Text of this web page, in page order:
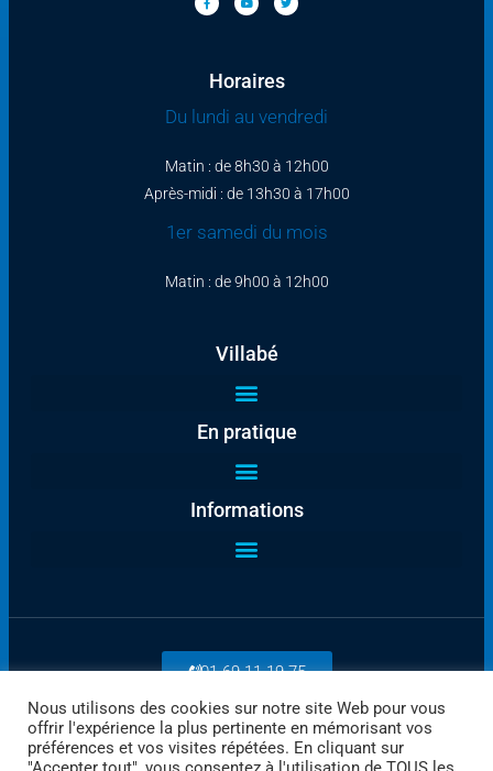
Horaires
Du lundi au vendredi
Matin : de 8h30 à 12h00
Après-midi : de 13h30 à 17h00
1er samedi du mois
Matin : de 9h00 à 12h00
Villabé
En pratique
Informations
01 69 11 19 75
Payez en ligne
Nous utilisons des cookies sur notre site Web pour vous
offrir l'expérience la plus pertinente en mémorisant vos
préférences et vos visites répétées. En cliquant sur